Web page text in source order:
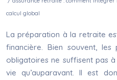
calcul global
La préparation à la retraite
financière. Bien souvent, les
obligatoires ne suffisent pas
vie qu’auparavant. Il est